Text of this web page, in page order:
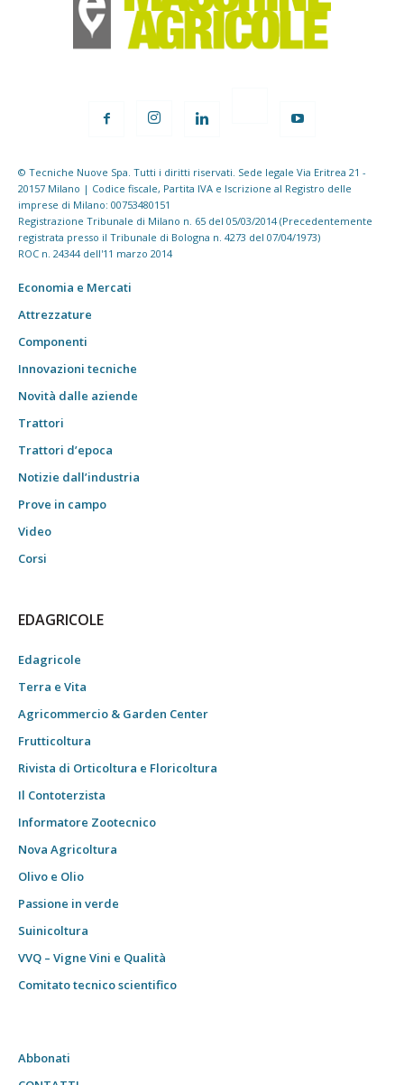
© Tecniche Nuove Spa. Tutti i diritti riservati. Sede legale Via Eritrea 21 -
20157 Milano | Codice fiscale, Partita IVA e Iscrizione al Registro delle
imprese di Milano: 00753480151
Registrazione Tribunale di Milano n. 65 del 05/03/2014 (Precedentemente
registrata presso il Tribunale di Bologna n. 4273 del 07/04/1973)
ROC n. 24344 dell'11 marzo 2014
Economia e Mercati
Attrezzature
Componenti
Innovazioni tecniche
Novità dalle aziende
Trattori
Trattori d’epoca
Notizie dall’industria
Prove in campo
Video
Corsi
EDAGRICOLE
Edagricole
Terra e Vita
Agricommercio & Garden Center
Frutticoltura
Rivista di Orticoltura e Floricoltura
Il Contoterzista
Informatore Zootecnico
Nova Agricoltura
Olivo e Olio
Passione in verde
Suinicoltura
VVQ – Vigne Vini e Qualità
Comitato tecnico scientifico
Abbonati